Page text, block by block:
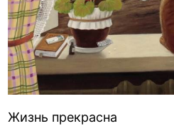
Жизнь прекрасна